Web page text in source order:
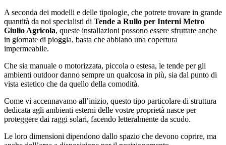
A seconda dei modelli e delle tipologie, che potrete trovare in grande
quantità da noi specialisti di Tende a Rullo per Interni Metro
Giulio Agricola, queste installazioni possono essere sfruttate anche
in giornate di pioggia, basta che abbiano una copertura
impermeabile.
Che sia manuale o motorizzata, piccola o estesa, le tende per gli
ambienti outdoor danno sempre un qualcosa in più, sia dal punto di
vista estetico che da quello della comodità.
Come vi accennavamo all’inizio, questo tipo particolare di struttura
dedicata agli ambienti esterni delle vostre proprietà nasce per
proteggere dai raggi solari, facendo letteralmente da scudo.
Le loro dimensioni dipendono dallo spazio che devono coprire, ma